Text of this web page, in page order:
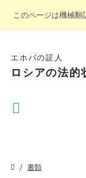
このページは機械翻
エホバの証人
ロシアの法的
書類